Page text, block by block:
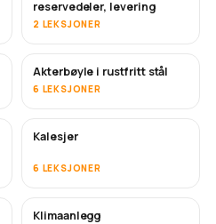
reservedeler, levering
2 LEKSJONER
Akterbøyle i rustfritt stål
6 LEKSJONER
Kalesjer
6 LEKSJONER
SNART
Klimaanlegg